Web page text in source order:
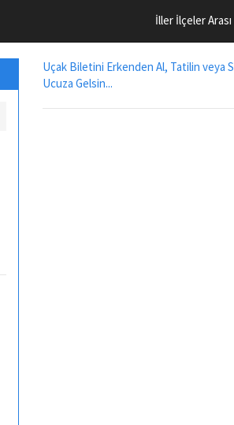
İller İlçeler
Uçak Biletini Erkenden Al, Tatilin veya
Ucuza Gelsin...